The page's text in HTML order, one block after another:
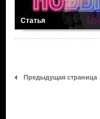
Статья
Предыдущая страница